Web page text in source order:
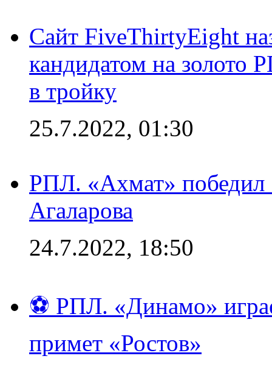
Сайт FiveThirtyEight
кандидатом на
в тройку
25.7.2022, 01:30
РПЛ. «Ахмат» победил
Агаларова
24.7.2022, 18:50
⚽ РПЛ. «Динамо»
примет «Ростов»